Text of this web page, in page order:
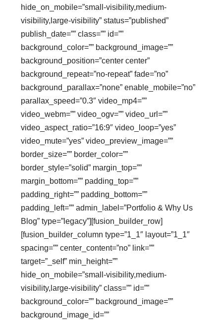
hide_on_mobile=”small-visibility,medium-
visibility,large-visibility” status=”published”
publish_date=”” class=”” id=””
background_color=”” background_image=””
background_position=”center center”
background_repeat=”no-repeat” fade=”no”
background_parallax=”none” enable_mobile=”no”
parallax_speed=”0.3″ video_mp4=””
video_webm=”” video_ogv=”” video_url=””
video_aspect_ratio=”16:9″ video_loop=”yes”
video_mute=”yes” video_preview_image=””
border_size=”” border_color=””
border_style=”solid” margin_top=””
margin_bottom=”” padding_top=””
padding_right=”” padding_bottom=””
padding_left=”” admin_label=”Portfolio & Why Us
Blog” type=”legacy”][fusion_builder_row]
[fusion_builder_column type=”1_1″ layout=”1_1″
spacing=”” center_content=”no” link=””
target=”_self” min_height=””
hide_on_mobile=”small-visibility,medium-
visibility,large-visibility” class=”” id=””
background_color=”” background_image=””
background_image_id=””